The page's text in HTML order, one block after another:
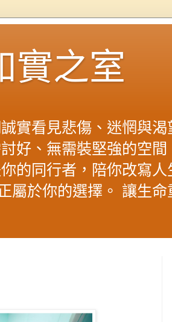
實之室
實看見悲傷、迷惘與渴
好、無需裝堅強的空間
的同行者，陪你改寫
屬於你的選擇。 讓生